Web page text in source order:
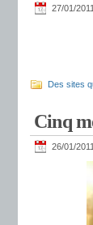
27/01/2011
Des sites
Cinq
26/01/2011